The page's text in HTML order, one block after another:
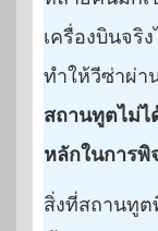
เครื่องบินจริ
ทำให้วีซ่าผ่า
สถานทูตไม่ไ
หลักในการพิ
สิ่งที่สถานทู